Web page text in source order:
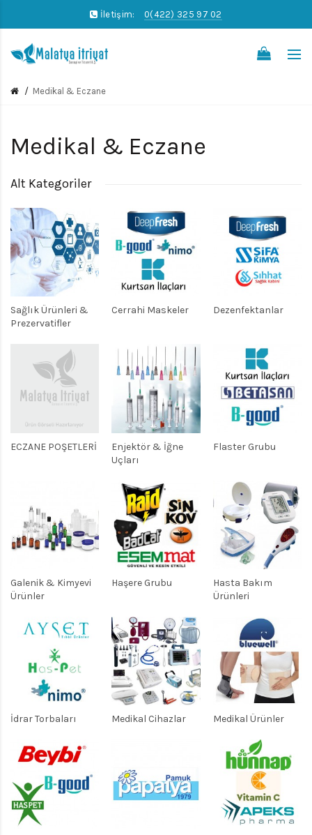
İletişim: 0(422) 325 97 02
Medikal & Eczane
Medikal & Eczane
Alt Kategoriler
Sağlık Ürünleri &
Prezervatifler
Cerrahi Maskeler Dezenfektanlar
ECZANE POŞETLERİ
Enjektör & İğne
Uçları
Flaster Grubu
Galenik & Kimyevi
Ürünler
Haşere Grubu
Hasta Bakım
Ürünleri
İdrar Torbaları Medikal Cihazlar Medikal Ürünler